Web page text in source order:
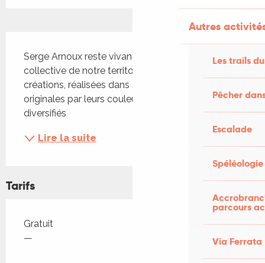
Autres
Les trails
Pêcher
Escalade
Spéléologie
parcours
Via Ferrata
Serge Arnoux reste vivant dans la mémoire
collective de notre territoire. Découvrez ses
créations, réalisées dans son atelier de Glanes,
originales par leurs couleurs, motifs et formats
diversifiés
Lire la suite
Tarifs
Tarifs 2026
Gratuit
—